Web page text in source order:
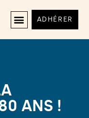
ADHÉRER
ANS !